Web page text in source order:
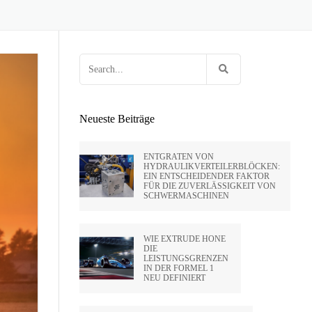
Neueste Beiträge
ENTGRATEN VON
HYDRAULIKVERTEILERBLÖCKEN:
EIN ENTSCHEIDENDER FAKTOR
FÜR DIE ZUVERLÄSSIGKEIT VON
SCHWERMASCHINEN
WIE EXTRUDE HONE
DIE
LEISTUNGSGRENZEN
IN DER FORMEL 1
NEU DEFINIERT